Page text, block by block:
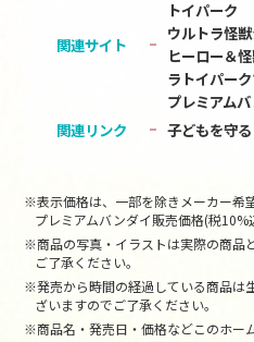
関連サイト
トイパーク
ウルトラ怪
ヒーロー＆
ラトイパー
プレミアム
関連リンク
子どもを守
※表示価格は、一部を除きメーカー希
プレミアムバンダイ販売価格(税10%
※商品の写真・イラストは実際の商品
ご了承ください。
※発売から時間の経過している商品は
ざいますのでご了承ください。
※商品名・発売日・価格などこのホー